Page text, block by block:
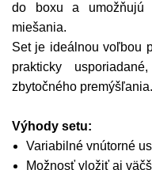
do boxu a umožňujú
miešania.
Set je ideálnou voľbou
prakticky
zbytočného premýšľania.
Výhody setu:
Variabilné vnútorné
Možnosť vložiť aj